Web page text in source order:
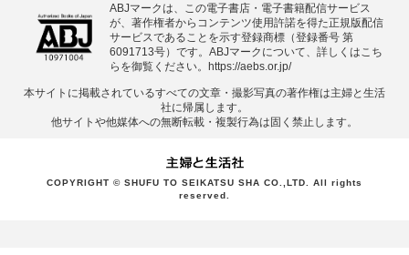
ABJマークは、この電子書店・電子書籍配信サービス
が、著作権者からコンテンツ使用許諾を得た正規版配信
サービスであることを示す登録商標（登録番号 第
6091713号）です。ABJマークについて、詳しくはこち
らを御覧ください。
https://aebs.or.jp/
本サイトに掲載されているすべての⽂章・撮影写真の著作権は主婦と⽣活
社に帰属します。
他サイトや他媒体への無断転載・複製⾏為は固く禁⽌します。
COPYRIGHT © SHUFU TO SEIKATSU SHA CO.,LTD. All rights
reserved.